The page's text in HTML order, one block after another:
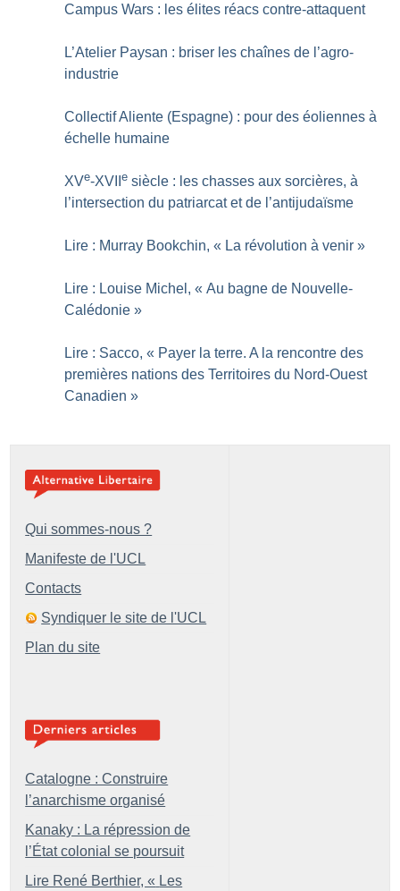
Campus Wars : les élites réacs contre-attaquent
L’Atelier Paysan : briser les chaînes de l’agro-
industrie
Collectif Aliente (Espagne) : pour des éoliennes à
échelle humaine
XVe-XVIIe siècle : les chasses aux sorcières, à
l’intersection du patriarcat et de l’antijudaïsme
Lire : Murray Bookchin, « La révolution à venir »
Lire : Louise Michel, « Au bagne de Nouvelle-
Calédonie »
Lire : Sacco, « Payer la terre. A la rencontre des
premières nations des Territoires du Nord-Ouest
Canadien »
Qui sommes-nous ?
Manifeste de l'UCL
Contacts
Syndiquer le site de l'UCL
Plan du site
Catalogne : Construire
l’anarchisme organisé
Kanaky : La répression de
l’État colonial se poursuit
Lire René Berthier, « Les